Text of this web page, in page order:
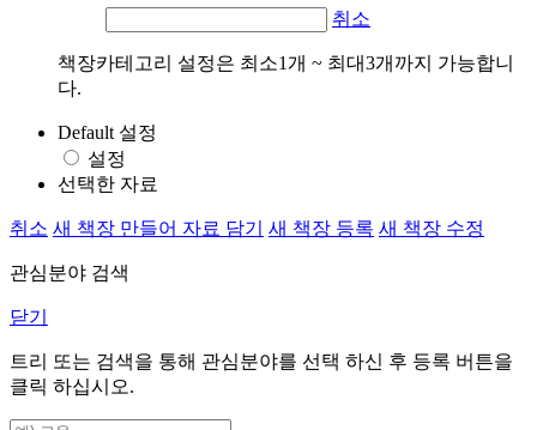
취소
책장카테고리 설정은 최소1개 ~ 최대3개까지 가능합니
다.
Default 설정
설정
선택한 자료
취소 새 책장 만들어 자료 담기 새 책장 등록 새 책장 수정
관심분야 검색
닫기
트리 또는 검색을 통해 관심분야를 선택 하신 후 등록 버튼을
클릭 하십시오.